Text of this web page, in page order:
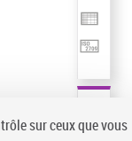
sur ceux que vous